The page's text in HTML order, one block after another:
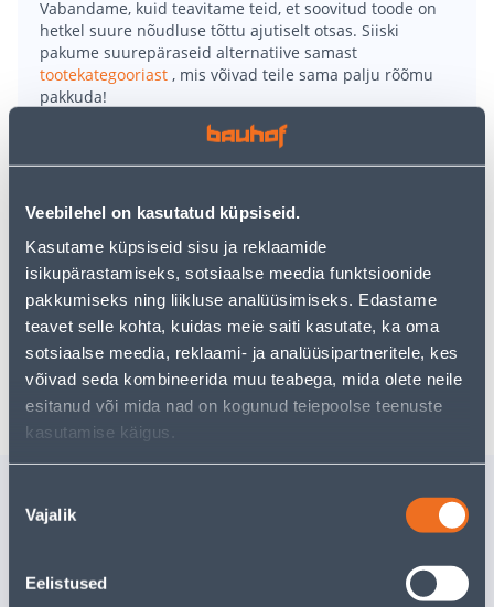
Veebilehel on kasutatud küpsiseid.
Kasutame küpsiseid sisu ja reklaamide
isikupärastamiseks, sotsiaalse meedia funktsioonide
pakkumiseks ning liikluse analüüsimiseks. Edastame
teavet selle kohta, kuidas meie saiti kasutate, ka oma
sotsiaalse meedia, reklaami- ja analüüsipartneritele, kes
võivad seda kombineerida muu teabega, mida olete neile
esitanud või mida nad on kogunud teiepoolse teenuste
kasutamise käigus.
valik
Vajalik
Eelistused
Vabandame, kuid teavitame teid, et soovitud toode on
hetkel suure nõudluse tõttu ajutiselt otsas. Siiski
pakume suurepäraseid alternatiive samast
tootekategooriast , mis võivad teile sama palju rõõmu
pakkuda!
uurimistööd saate jätkata, naastes
kasutades meie võimsat otsingufunktsiooni, et leida
• 14-päevane tagastusõigus.
• HANKIJA LAOST TELLITAV TOODE
Tarne pole võimalik
KULP
2.66 €